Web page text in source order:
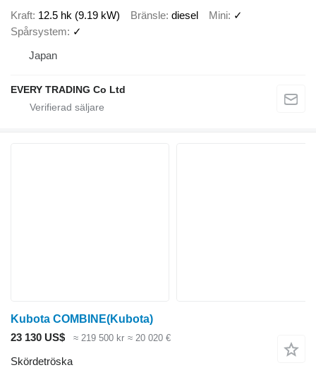
Kraft 12.5 hk (9.19 kW) Bränsle diesel Mini ✓
Spårsystem
✓
Japan
EVERY TRADING Co Ltd
Kubota COMBINE(Kubota)
23 130 US$
≈ 219 500 kr ≈ 20 020 €
Skördetröska